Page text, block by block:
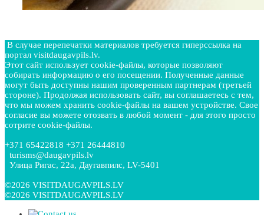
В случае перепечатки материалов требуется гиперссылка на
портал visitdaugavpils.lv.
Этот сайт использует cookie-файлы, которые позволяют
собирать информацию о его посещении. Полученные данные
могут быть доступны нашим проверенным партнерам (третьей
стороне). Продолжая использовать сайт, вы соглашаетесь с тем,
что мы можем хранить cookie-файлы на вашем устройстве. Свое
согласие вы можете отозвать в любой момент - для этого просто
сотрите cookie-файлы.
+371 65422818 +371 26444810
turisms@daugavpils.lv
Улица Ригас, 22a, Даугавпилс, LV-5401
©2026 VISITDAUGAVPILS.LV
©2026 VISITDAUGAVPILS.LV